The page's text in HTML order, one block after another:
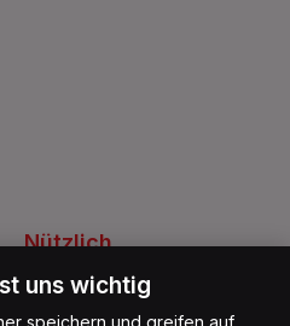
Nützlich
Kontakt
Jobs
uns wichtig
speichern und greifen auf